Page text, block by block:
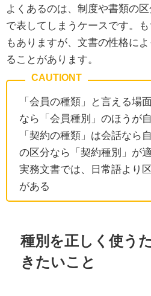
よくあるのは、制度や書類の
で表してしまうケースです。
もありますが、文書の性格に
ることがあります。
「会員の種類」と言える場
なら「会員種別」のほうが
「契約の種類」は会話なら
の区分なら「契約種別」が
実務文書では、日常語より
がある
種別を正しく使う
きたいこと